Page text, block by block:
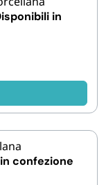
in
confezione